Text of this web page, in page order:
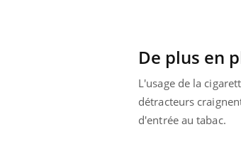
De plus en
L'usage de la
détracteurs
d'entrée au tabac.